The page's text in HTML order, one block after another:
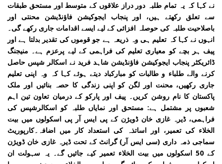
نے کہا کہ یہ تمام طلبہ دور دراز علاقوں کے متوسط اور مستحق طبقات
سے تعلق رکھتے ہیں، اور پنجاب ایجوکیشن فاؤنڈیشن محنتی اور
باصلاحیت طلبہ کی حوصلہ افزائی کے لیے ایسے اقدامات جاری رکھے گی۔
انہوں نے کہا کہ تعلیم ہی وہ ذریعہ ہے جو قوموں کی تقدیر بدلتا ہے اور
پیف ہر بچے کو معیاری تعلیم کی فراہمی کے لیے پرعزم ہے۔ منیجنگ
ڈائریکٹر پنجاب ایجوکیشن فاؤنڈیشن شاہد فرید نے اسکالر شپس حاصل
کرنے والے طلباء و طالبات کو مبارکباد دیتے ہوئے کہا کہ وہ اپنی تعلیم
جاری رکھیں، محنت اور لگن کو اپنی زندگی کا حصہ بنائیں اور ملک
پاکستان کا نام روشن کریں۔ پیف اور پارکو کے درمیان تعاون تین اہم
شعبوں پر مشتمل ہے: مستحق اور نمایاں طلبہ کو اسکالرشپس کی
فراہمی، ڈیرہ غازی خان ڈویژن کے پی ایس آر پی اسکولوں میں بیت
الخلاء کی تعمیر، اور اساتذہ کی استعداد کار میں اضافہ۔کارپوریٹ
سماجی ذمہ داری (سی ایس آر) گرانٹ کے تحت ڈیرہ غازی خان ڈویژن
کے 50 اسکولوں میں بیت الخلاء تعمیر کیے جائیں گے۔ یہ سہولت ان